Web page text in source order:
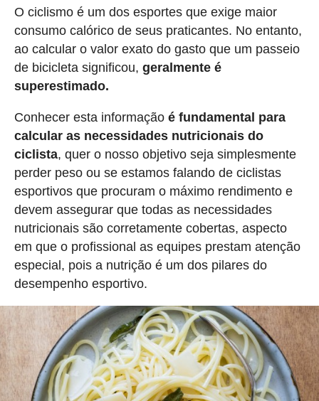
O ciclismo é um dos esportes que exige maior
consumo calórico de seus praticantes. No entanto,
ao calcular o valor exato do gasto que um passeio
de bicicleta significou, geralmente é
superestimado.
Conhecer esta informação é fundamental para
calcular as necessidades nutricionais do
ciclista, quer o nosso objetivo seja simplesmente
perder peso ou se estamos falando de ciclistas
esportivos que procuram o máximo rendimento e
devem assegurar que todas as necessidades
nutricionais são corretamente cobertas, aspecto
em que o profissional as equipes prestam atenção
especial, pois a nutrição é um dos pilares do
desempenho esportivo.